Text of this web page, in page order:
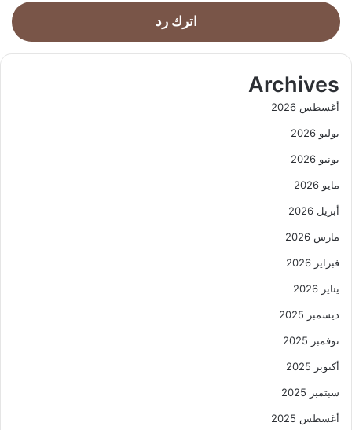
اترك رد
Archives
أغسطس 2026
يوليو 2026
يونيو 2026
مايو 2026
أبريل 2026
مارس 2026
فبراير 2026
يناير 2026
ديسمبر 2025
نوفمبر 2025
أكتوبر 2025
سبتمبر 2025
أغسطس 2025